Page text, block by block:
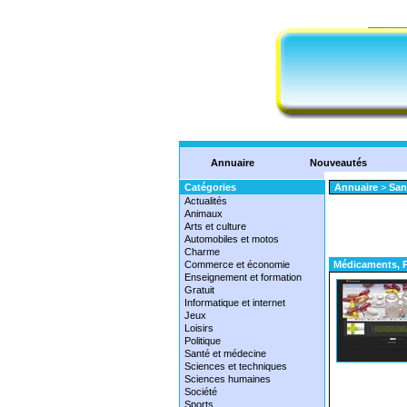
Annuaire Nouveautés
Catégories
Actualités
Animaux
Arts et culture
Automobiles et motos
Charme
Commerce et économie
Enseignement et formation
Gratuit
Informatique et internet
Jeux
Loisirs
Politique
Santé et médecine
Sciences et techniques
Sciences humaines
Société
Sports
Annuaire >
Médicaments,